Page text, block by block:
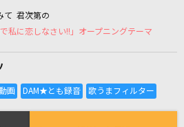
ケリクエスト
全国りれき
て 君次第の
私に恋しなさい!!」オープニングテーマ